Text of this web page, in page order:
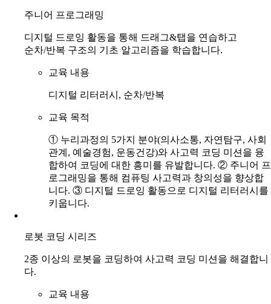
주니어 프로그래밍
디지털 드로잉 활동을 통해 드래그&탭을 연습하고
순차/반복 구조의 기초 알고리즘을 학습합니다.
교육 내용
디지털 리터러시, 순차/반복
교육 목적
① 누리과정의 5가지 분야(의사소통, 자연탐구, 사회
관계, 예술경험, 운동건강)와 사고력 코딩 미션을 융
합하여 코딩에 대한 흥미를 유발합니다. ② 주니어 프
로그래밍을 통해 컴퓨팅 사고력과 창의성을 향상합
니다. ③ 디지털 드로잉 활동으로 디지털 리터러시를
키웁니다.
로봇 코딩 시리즈
2종 이상의 로봇을 코딩하여 사고력 코딩 미션을 해결합니
다.
교육 내용